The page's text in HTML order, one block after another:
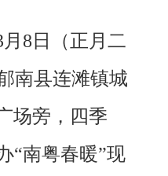
8日（正月二
南县连滩镇城
场旁，四季
“南粤春暖”现